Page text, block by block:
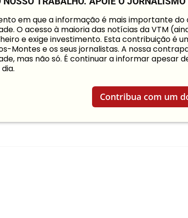
em que a informação é mais importante do
O acesso à maioria das notícias da VTM
e exige investimento. Esta contribuição é
Montes e os seus jornalistas. A nossa
mas não só. É continuar a informar apesar
Contribua com um